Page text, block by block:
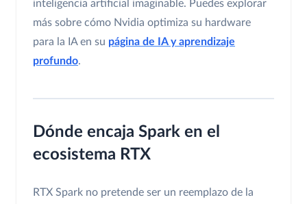
inteligencia artificial imaginable. Puedes explorar
más sobre cómo Nvidia optimiza su hardware
para la IA en su página de IA y aprendizaje
profundo.
Dónde encaja Spark en el
ecosistema RTX
RTX Spark no pretende ser un reemplazo de la